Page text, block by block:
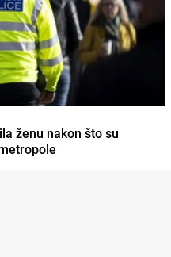
ženu nakon što su